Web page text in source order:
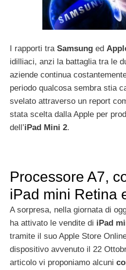
I rapporti tra Samsung ed
idilliaci, anzi la battaglia tra le
aziende continua
periodo qualcosa sembra stia
svelato attraverso un report
stata scelta dalla Apple per
dell’iPad Mini 2.
Processore A7,
iPad mini Retina
A sorpresa, nella giornata di
ha attivato le vendite di iPad
tramite il suo Apple Store
dispositivo avvenuto il 22
articolo vi proponiamo alcuni